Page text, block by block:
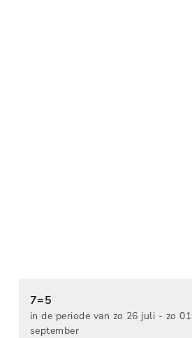
7=5
in de periode van zo 26 juli - zo 01
september